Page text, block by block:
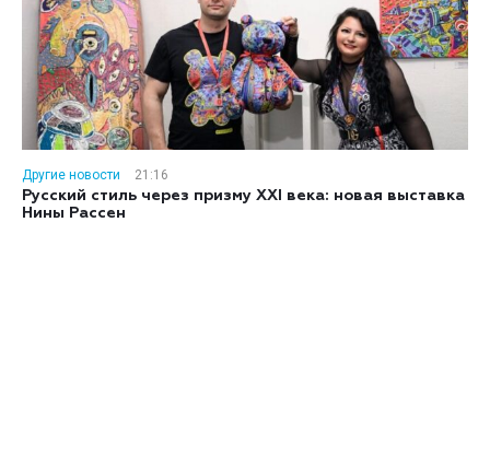
Другие новости
21:16
Русский стиль через призму XXI века: новая выставка
Нины Рассен